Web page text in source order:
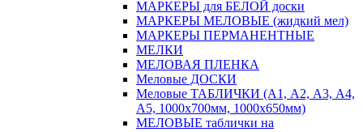
МАРКЕРЫ для БЕЛОЙ доски
МАРКЕРЫ МЕЛОВЫЕ (жидкий мел)
МАРКЕРЫ ПЕРМАНЕНТНЫЕ
МЕЛКИ
МЕЛОВАЯ ПЛЕНКА
Меловые ДОСКИ
Меловые ТАБЛИЧКИ (А1, А2, А3, А4,
А5, 1000х700мм, 1000х650мм)
МЕЛОВЫЕ таблички на